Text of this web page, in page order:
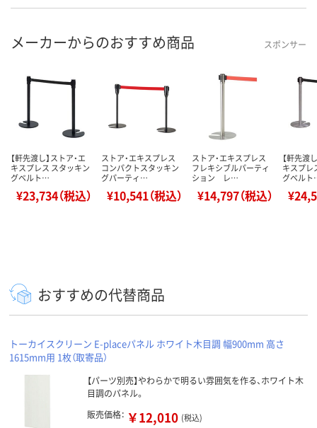
メーカーからのおすすめ商品 スポンサー
【軒先渡し】ストア・エ
キスプレス スタッキン
グベルト…
¥23,734（税込）
ストア・エキスプレス
コンパクトスタッキン
グパーティ…
¥10,541（税込）
ストア・エキスプレス
フレキシブルパーティ
ション レ…
¥14,797（税込）
【軒先渡
キスプレ
グベル
おすすめの代替商品
トーカイスクリーン E-placeパネル ホワイト木目調 幅900mm 高さ
1615mm用 1枚（取寄品）
【パーツ別売】やわらかで明るい雰囲気を作る、ホワイト木
目調のパネル。
販売価格： ￥12,010 (税込)